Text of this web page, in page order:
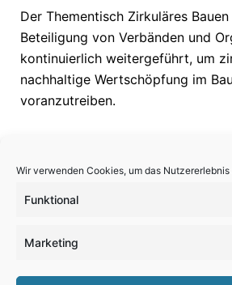
Wir verwenden Cookies, um das
Funktional
Marketing
Der Thementisch Zirkuläres
Beteiligung von Verbänden und
kontinuierlich weitergeführt, um
nachhaltige Wertschöpfung im
voranzutreiben.